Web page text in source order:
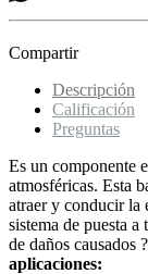
Compartir
Descripción
Calificación
Preguntas
Es un componente
atmosféricas. Esta
atraer y conducir la
sistema de puesta
de daños causados
aplicaciones: